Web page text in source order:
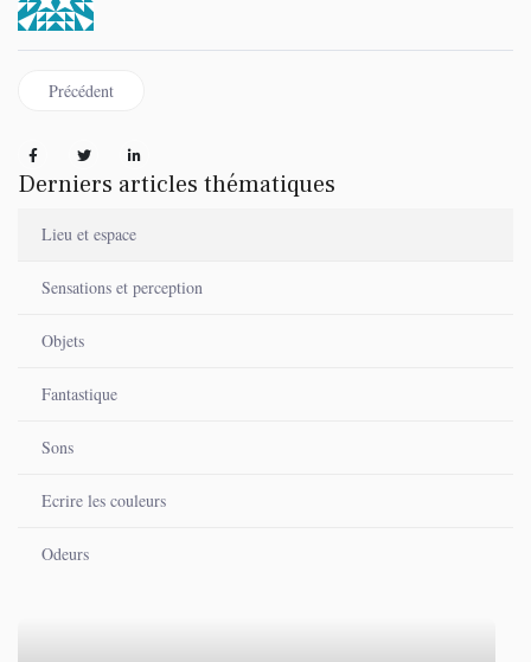
Article précédent : Printemps des poètes 2025, une écriture
Précédent
Derniers articles thématiques
Lieu et espace
Sensations et perception
Objets
Fantastique
Sons
Ecrire les couleurs
Odeurs